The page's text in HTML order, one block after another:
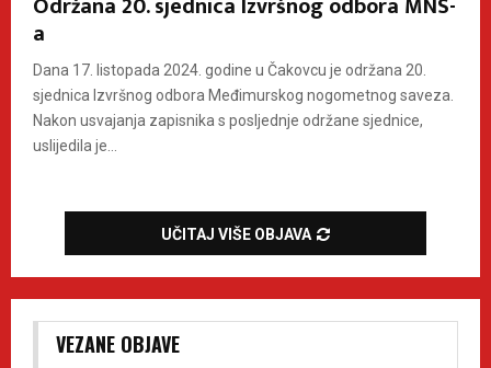
a
Dana 17. listopada 2024. godine u Čakovcu je održana 20.
sjednica Izvršnog odbora Međimurskog nogometnog saveza.
Nakon usvajanja zapisnika s posljednje održane sjednice,
uslijedila je...
UČITAJ VIŠE OBJAVA
VEZANE OBJAVE